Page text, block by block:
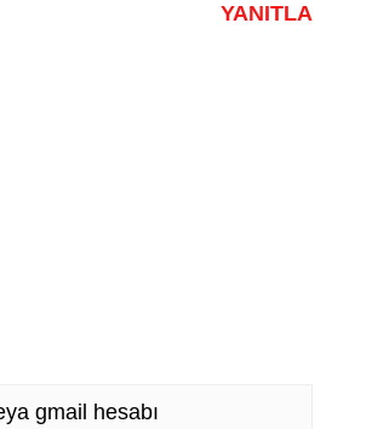
YANITLA
gmail hesabı